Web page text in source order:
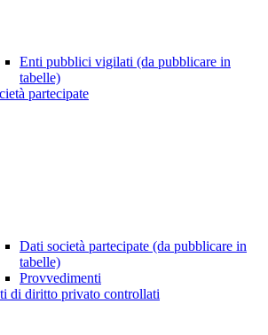
Enti pubblici vigilati (da pubblicare in
tabelle)
partecipate
Dati società partecipate (da pubblicare in
tabelle)
Provvedimenti
di diritto privato controllati